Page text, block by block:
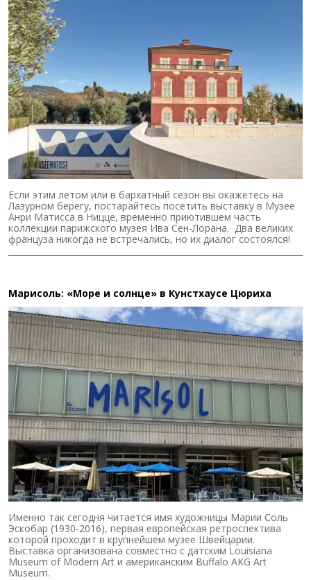
Если этим летом или в бархатный сезон вы окажетесь на
Лазурном берегу, постарайтесь посетить выставку в Музее
Анри Матисса в Ницце, временно приютившем часть
коллекции парижского музея Ива Сен-Лорана. Два великих
француза никогда не встречались, но их диалог состоялся!
Марисоль: «Море и солнце» в Кунстхаусе Цюриха
Именно так сегодня читается имя художницы Марии Соль
Эскобар (1930-2016), первая европейская ретроспектива
которой проходит в крупнейшем музее Швейцарии.
Выставка организована совместно с датским Louisiana
Museum of Modern Art и американским Buffalo AKG Art
Museum.